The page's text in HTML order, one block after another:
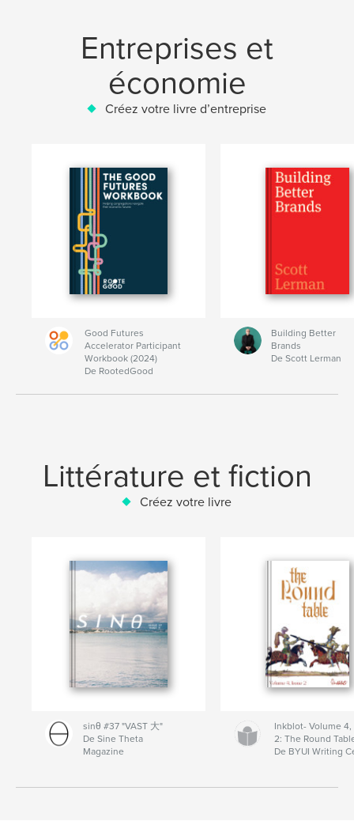
Entreprises et
économie
Créez votre livre d’entreprise
Good Futures
Accelerator Participant
Workbook (2024)
De RootedGood
Building Better
Brands
De Scott Lerman
Littérature et fiction
Créez votre livre
sinθ #37 "VAST 大"
De Sine Theta
Magazine
Inkblot- Volume 4,
2: The Round
De BYUI Writing